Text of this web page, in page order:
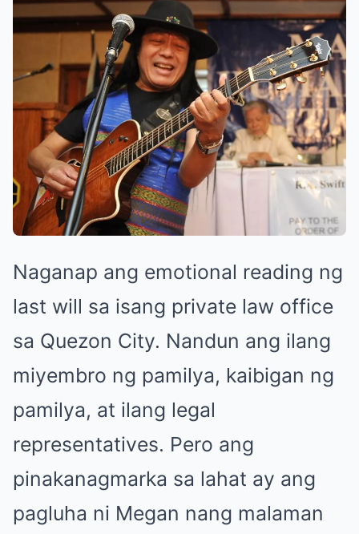
Naganap ang emotional reading ng
last will sa isang private law office
sa Quezon City. Nandun ang ilang
miyembro ng pamilya, kaibigan ng
pamilya, at ilang legal
representatives. Pero ang
pinakanagmarka sa lahat ay ang
pagluha ni Megan nang malaman